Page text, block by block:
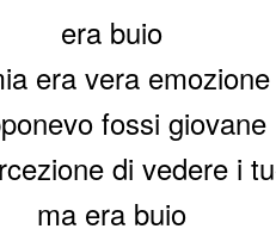
era buio
era vera emozione
fossi giovane
di vedere i
ma era buio